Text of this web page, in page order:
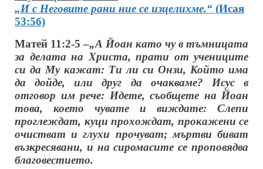
„И с Неговите рани ние се изцелихме.“ (Исая
53:5б)
Матей 11:2-5 –„А Йоан като чу в тъмницата
за делата на Христа, прати от учениците
си да Му кажат: Ти ли си Онзи, Който има
да дойде, или друг да очакваме? Исус в
отговор им рече: Идете, съобщете на Йоан
това, което чувате и виждате: Слепи
проглеждат, куци прохождат, прокажени се
очистват и глухи прочуват; мъртви биват
възкресявани, и на сиромасите се проповядва
благовестието.